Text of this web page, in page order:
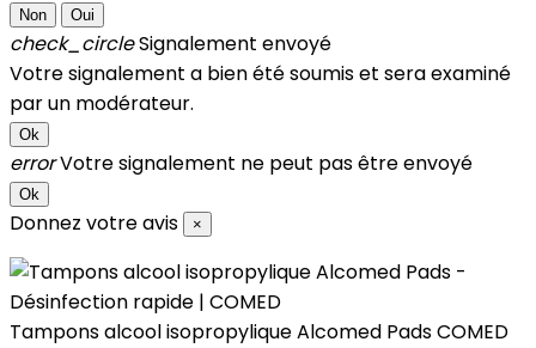
Non Oui
check_circleSignalement envoyé
Votre signalement a bien été soumis et sera examiné
par un modérateur.
Ok
errorVotre signalement ne peut pas être envoyé
Ok
Donnez votre avis ×
Tampons alcool isopropylique Alcomed Pads COMED